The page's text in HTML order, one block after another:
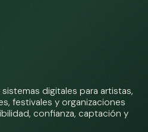
digitales para artistas,
festivales y organizaciones
confianza, captación y